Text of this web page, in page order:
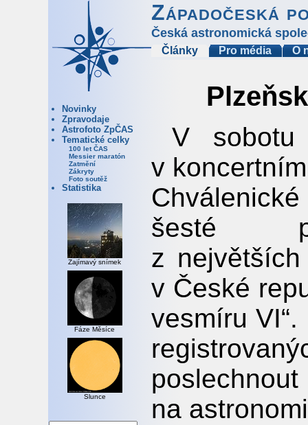
Západočeská
Česká astronomická
Články Pro média O
Novinky
Zpravodaje
Astrofoto ZpČAS
Tematické celky
100 let ČAS
Messier maratón
Zatmění
Zákryty
Foto soutěž
Statistika
Zajímavý snímek
Fáze Měsíce
Slunce
V
v
šesté
z největších
v České
vesmíru
na